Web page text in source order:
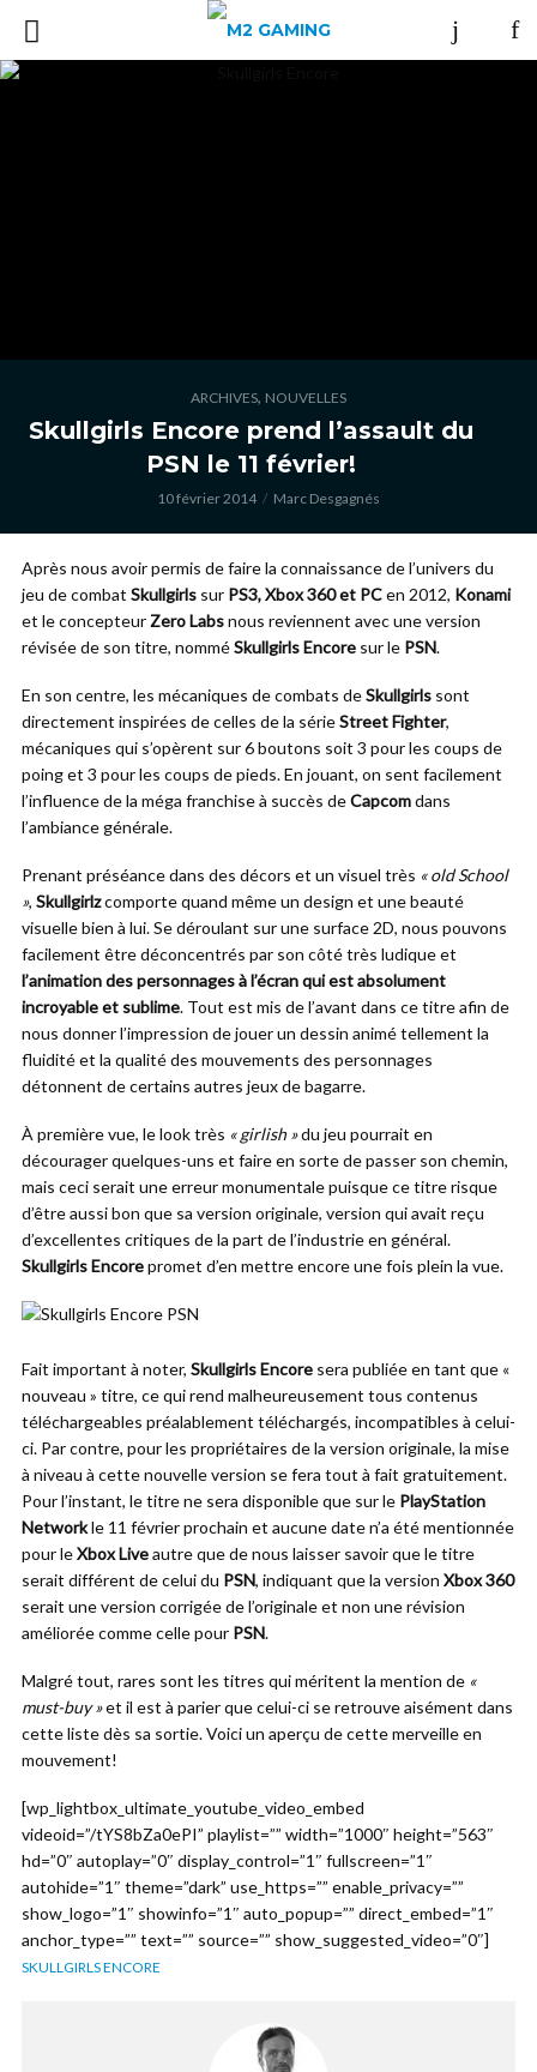
ARCHIVES, NOUVELLES
Skullgirls Encore prend l’assault du
PSN le 11 février!
10 février 2014 Marc Desgagnés
Après nous avoir permis de faire la connaissance de l’univers du
jeu de combat Skullgirls sur PS3, Xbox 360 et PCen 2012, Konami
et le concepteur Zero Labsnous reviennent avec une version
révisée de son titre, nomméSkullgirls Encore sur le PSN.
En son centre, les mécaniques de combats deSkullgirls sont
directement inspirées de celles de la sérieStreet Fighter,
mécaniques qui s’opèrent sur 6 boutons soit 3 pour les coups de
poing et 3 pour les coups de pieds. En jouant, on sent facilement
l’influence de la méga franchise à succès deCapcomdans
l’ambiance générale.
Prenant préséance dans des décors et un visuel très « old School
», Skullgirlzcomporte quand même un design et une beauté
visuelle bien à lui. Se déroulant sur une surface 2D, nous pouvons
facilement être déconcentrés par son côté très ludique et
l’animation des personnages à l’écran qui est absolument
incroyable et sublime. Tout est mis de l’avant dans ce titre afin de
nous donner l’impression de jouer un dessin animé tellement la
fluidité et la qualité des mouvements des personnages
détonnent de certains autres jeux de bagarre.
À première vue, le look très « girlish »du jeu pourrait en
décourager quelques-uns et faire en sorte de passer son chemin,
mais ceci serait une erreur monumentale puisque ce titre risque
d’être aussi bon que sa version originale, version qui avait reçu
d’excellentes critiques de la part de l’industrie en général.
Skullgirls Encorepromet d’en mettre encore une fois plein la vue.
Fait important à noter, Skullgirls Encore sera publiée en tant que «
nouveau » titre, ce qui rend malheureusement tous contenus
téléchargeables préalablement téléchargés, incompatibles à celui-
ci. Par contre, pour les propriétaires de la version originale, la mise
à niveau à cette nouvelle version se fera tout à fait gratuitement.
Pour l’instant, le titre ne sera disponible que sur le PlayStation
Networkle 11 février prochain et aucune date n’a été mentionnée
pour leXbox Liveautre que de nous laisser savoir que le titre
serait différent de celui du PSN, indiquant que la version Xbox 360
serait une version corrigée de l’originale et non une révision
améliorée comme celle pour PSN.
Malgré tout, rares sont les titres qui méritent la mention de «
must-buy »et il est à parier que celui-ci se retrouve aisément dans
cette liste dès sa sortie. Voici un aperçu de cette merveille en
mouvement!
[wp_lightbox_ultimate_youtube_video_embed
videoid=”/tYS8bZa0ePI” playlist=”” width=”1000″ height=”563″
hd=”0″ autoplay=”0″ display_control=”1″ fullscreen=”1″
autohide=”1″ theme=”dark” use_https=”” enable_privacy=””
show_logo=”1″ showinfo=”1″ auto_popup=”” direct_embed=”1″
anchor_type=”” text=”” source=”” show_suggested_video=”0″]
SKULLGIRLS ENCORE